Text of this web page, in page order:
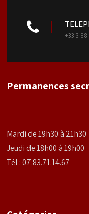
+33 3
Permanences
Mardi de 19h30 à 21h30
Jeudi de 18h00 à 19h00
Tél : 07.83.71.14.67